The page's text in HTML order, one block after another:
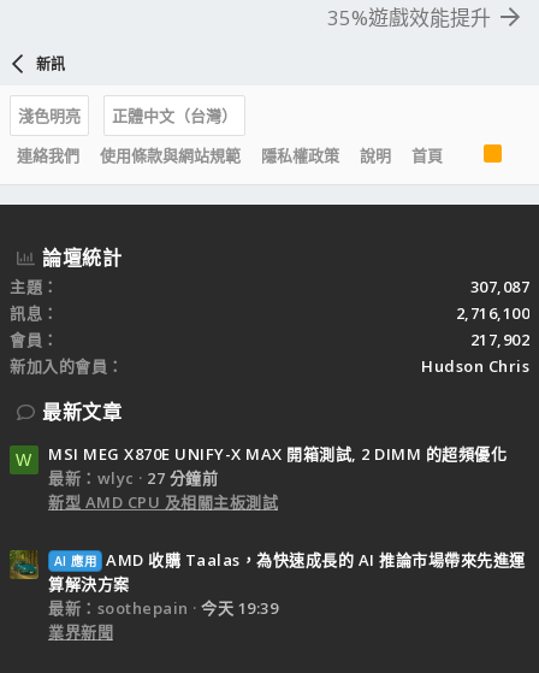
35%遊戲效能提升
新訊
淺色明亮
正體中文（台灣）
連絡我們
使用條款與網站規範 隱私權政策 說明 首頁
R
S
S
論壇統計
主題
307,087
訊息
2,716,100
會員
217,902
新加入的會員
Hudson Chris
最新文章
W
MSI MEG X870E UNIFY-X MAX 開箱測試, 2 DIMM 的超頻優化
最新：wlyc
27 分鐘前
新型 AMD CPU 及相關主板測試
AI 應用 AMD 收購 Taalas，為快速成長的 AI 推論市場帶來先進運
算解決方案
最新：soothepain
今天 19:39
業界新聞